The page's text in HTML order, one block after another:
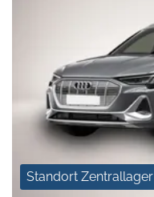
Standort Zentrallager